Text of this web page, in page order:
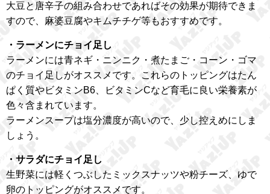
大豆と唐辛子の組み合わせであればその効果が期待できま
すので、麻婆豆腐やキムチチゲ等もおすすめです。
・ラーメンにチョイ足し
ラーメンには青ネギ・ニンニク・煮たまご・コーン・ゴマ
のチョイ足しがオススメです。これらのトッピングはたん
ぱく質やビタミンB6、ビタミンCなど育毛に良い栄養素が
色々含まれています。
ラーメンスープは塩分濃度が高いので、少し控えめにしま
しょう。
・サラダにチョイ足し
生野菜には軽くつぶしたミックスナッツや粉チーズ、ゆで
卵のトッピングがオススメです。